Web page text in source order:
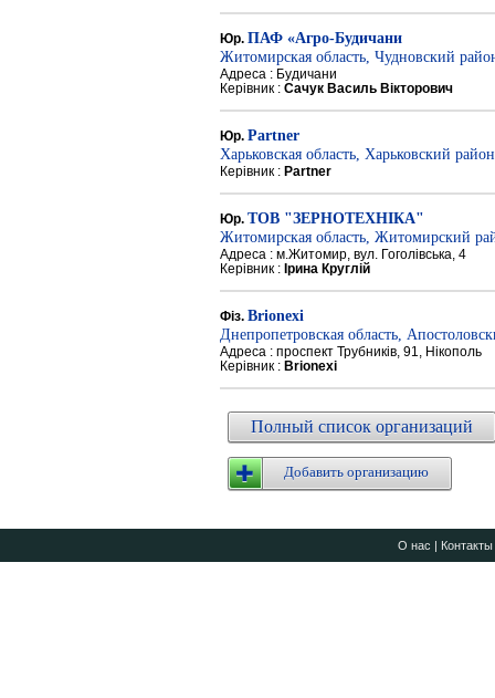
Юр. ПАФ «Агро-Будичани
Житомирская область, Чудновский
Адреса : Будичани
Керівник : Сачук Василь Вікторович
Юр. Partner
Харьковская область, Харьковский район
Керівник : Partner
Юр. ТОВ "ЗЕРНОТЕХНІКА"
Житомирская область, Житомирский
Адреса : м.Житомир, вул. Гоголівська, 4
Керівник : Ірина Круглій
Фіз. Brionexi
Днепропетровская область,
Адреса : проспект Трубників, 91, Нікополь
Керівник : Brionexi
Полный список организаций
Добавить организацию
О нас | Контакты